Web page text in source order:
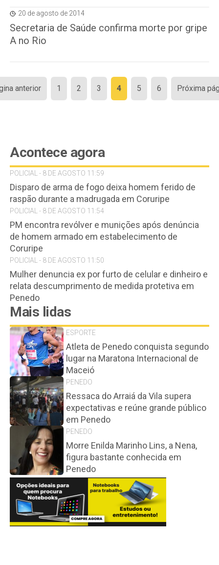
20 de agosto de 2014
Secretaria de Saúde confirma morte por gripe
A no Rio
Paginação
de
anterior 1 2 3 4 5 6 Próxima
Acontece agora
POLICIAL - 8 DE AGOSTO 11:59
Disparo de arma de fogo deixa homem ferido de
raspão durante a madrugada em Coruripe
POLICIAL - 8 DE AGOSTO 11:54
PM encontra revólver e munições após denúncia
de homem armado em estabelecimento de
Coruripe
POLICIAL - 8 DE AGOSTO 11:50
Mulher denuncia ex por furto de celular e dinheiro e
relata descumprimento de medida protetiva em
Penedo
Mais lidas
ESPORTE
Atleta de Penedo conquista segundo
lugar na Maratona Internacional de
Maceió
PENEDO
Ressaca do Arraiá da Vila supera
expectativas e reúne grande público
em Penedo
PENEDO
Morre Enilda Marinho Lins, a Nena,
figura bastante conhecida em
Penedo